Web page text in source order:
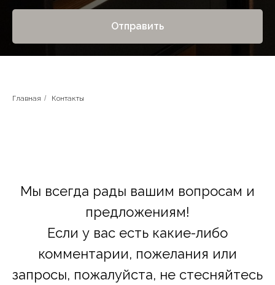
Отправить
Главная / Контакты
Мы всегда рады вашим вопросам и
предложениям!
Если у вас есть какие-либо
комментарии, пожелания или
запросы, пожалуйста, не стесняйтесь